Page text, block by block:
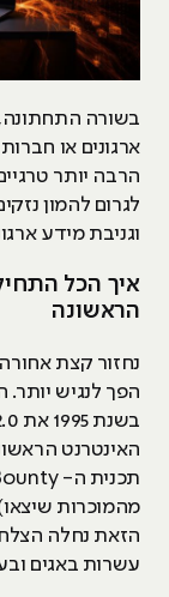
בשורה
ארגונים או
הרבה יותר
לגרום להמון
וגניבת מידע
הראשונה
האינטרנט
מהמוכרות
הזאת נחלה
עשרות באגים